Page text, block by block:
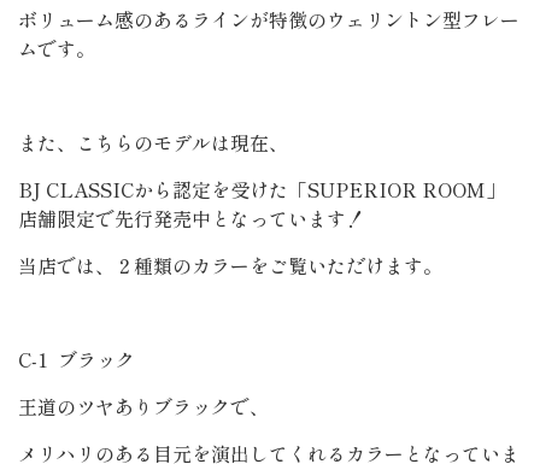
ボリューム感のあるラインが特徴のウェリントン型フレー
ムです。
また、こちらのモデルは現在、
BJ CLASSICから認定を受けた「SUPERIOR ROOM」
店舗限定で先行発売中となっています！
当店では、２種類のカラーをご覧いただけます。
C-1 ブラック
王道のツヤありブラックで、
メリハリのある目元を演出してくれるカラーとなっていま